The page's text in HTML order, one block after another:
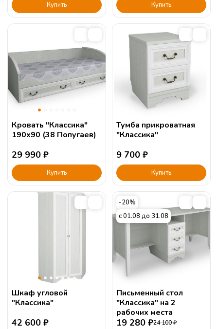
Купить Купить
Кровать "Классика"
190х90 (38 Попугаев)
29 990 ₽
Купить
Тумба прикроватная
"Классика"
9 700 ₽
Купить
Шкаф угловой
"Классика"
42 600 ₽
-20%
с 01.08 до 31.08
Письменный стол
"Классика" на 2
рабочих места
19 280 ₽24 100₽